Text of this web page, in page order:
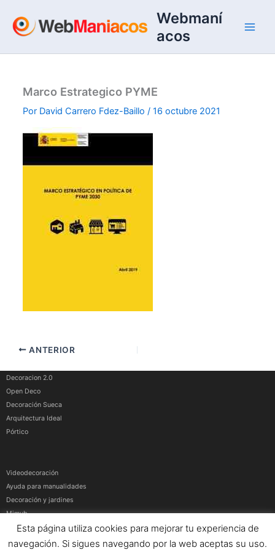
contenido
Webmaní
acos
Marco Estrategico PYME
Por David Carrero Fdez-Baillo/16 octubre 2021
ANTERIOR
Decoracion 2.0
Open Deco
Decoración Sueca
Arquitectura Ideal
Pórtico
Videodecoración
Ayuda para manualidades
Decoración y jardines
Mimub
Más medios
Esta página utiliza cookies para mejorar tu experiencia de
navegación. Si sigues navegando por la web aceptas su uso.